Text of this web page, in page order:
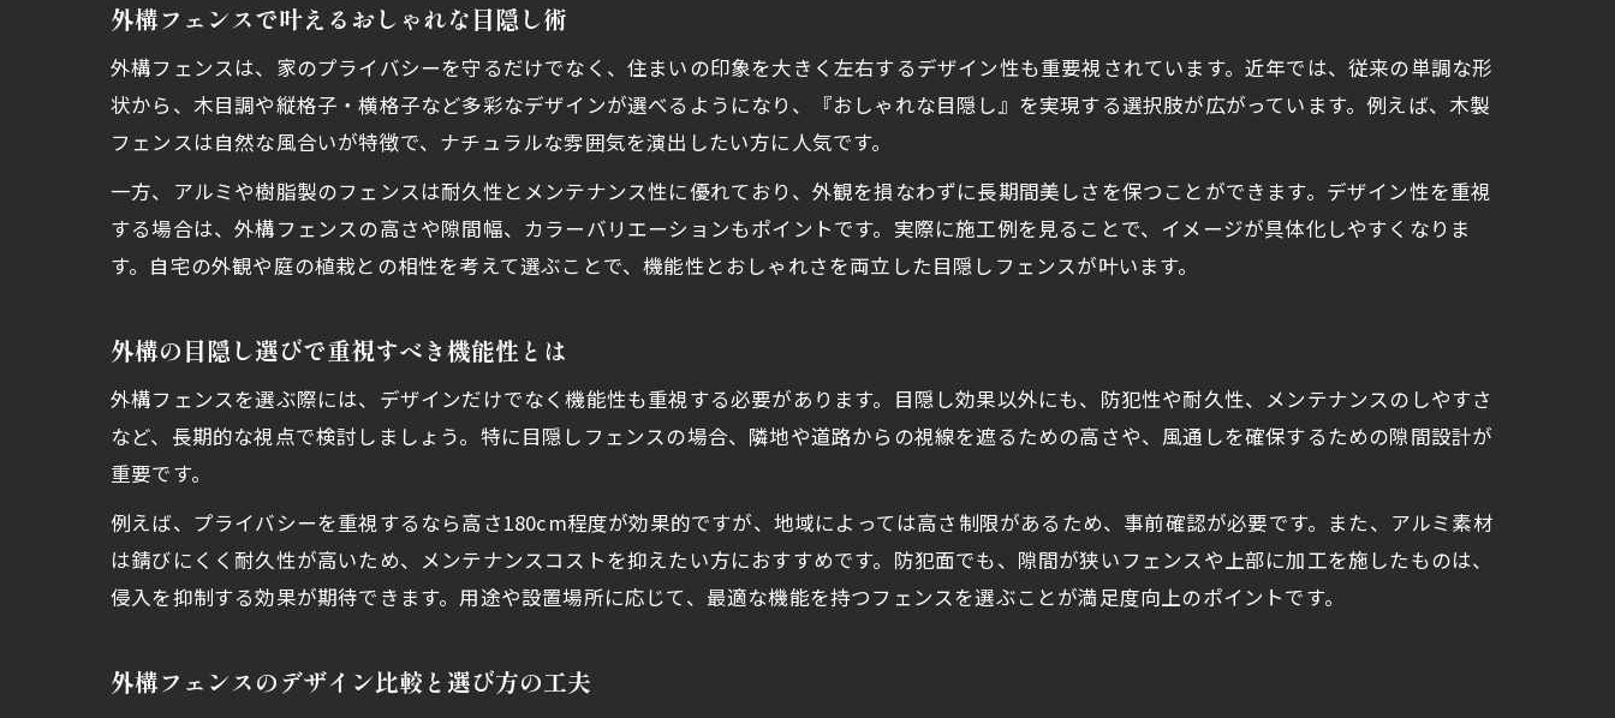
外構フェンスで叶えるおしゃれな目隠し術
外構フェンスは、家のプライバシーを守るだけでなく、住まいの印象を大きく左右するデザイン性も重要視されています。近年では、従来の単調な形
状から、木目調や縦格子・横格子など多彩なデザインが選べるようになり、『おしゃれな目隠し』を実現する選択肢が広がっています。例えば、木製
フェンスは自然な風合いが特徴で、ナチュラルな雰囲気を演出したい方に人気です。
一方、アルミや樹脂製のフェンスは耐久性とメンテナンス性に優れており、外観を損なわずに長期間美しさを保つことができます。デザイン性を重視
する場合は、外構フェンスの高さや隙間幅、カラーバリエーションもポイントです。実際に施工例を見ることで、イメージが具体化しやすくなりま
す。自宅の外観や庭の植栽との相性を考えて選ぶことで、機能性とおしゃれさを両立した目隠しフェンスが叶います。
外構の目隠し選びで重視すべき機能性とは
外構フェンスを選ぶ際には、デザインだけでなく機能性も重視する必要があります。目隠し効果以外にも、防犯性や耐久性、メンテナンスのしやすさ
など、長期的な視点で検討しましょう。特に目隠しフェンスの場合、隣地や道路からの視線を遮るための高さや、風通しを確保するための隙間設計が
重要です。
例えば、プライバシーを重視するなら高さ180cm程度が効果的ですが、地域によっては高さ制限があるため、事前確認が必要です。また、アルミ素材
は錆びにくく耐久性が高いため、メンテナンスコストを抑えたい方におすすめです。防犯面でも、隙間が狭いフェンスや上部に加工を施したものは、
侵入を抑制する効果が期待できます。用途や設置場所に応じて、最適な機能を持つフェンスを選ぶことが満足度向上のポイントです。
外構フェンスのデザイン比較と選び方の工夫